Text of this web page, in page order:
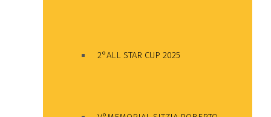
2°ALL STAR CUP 2025